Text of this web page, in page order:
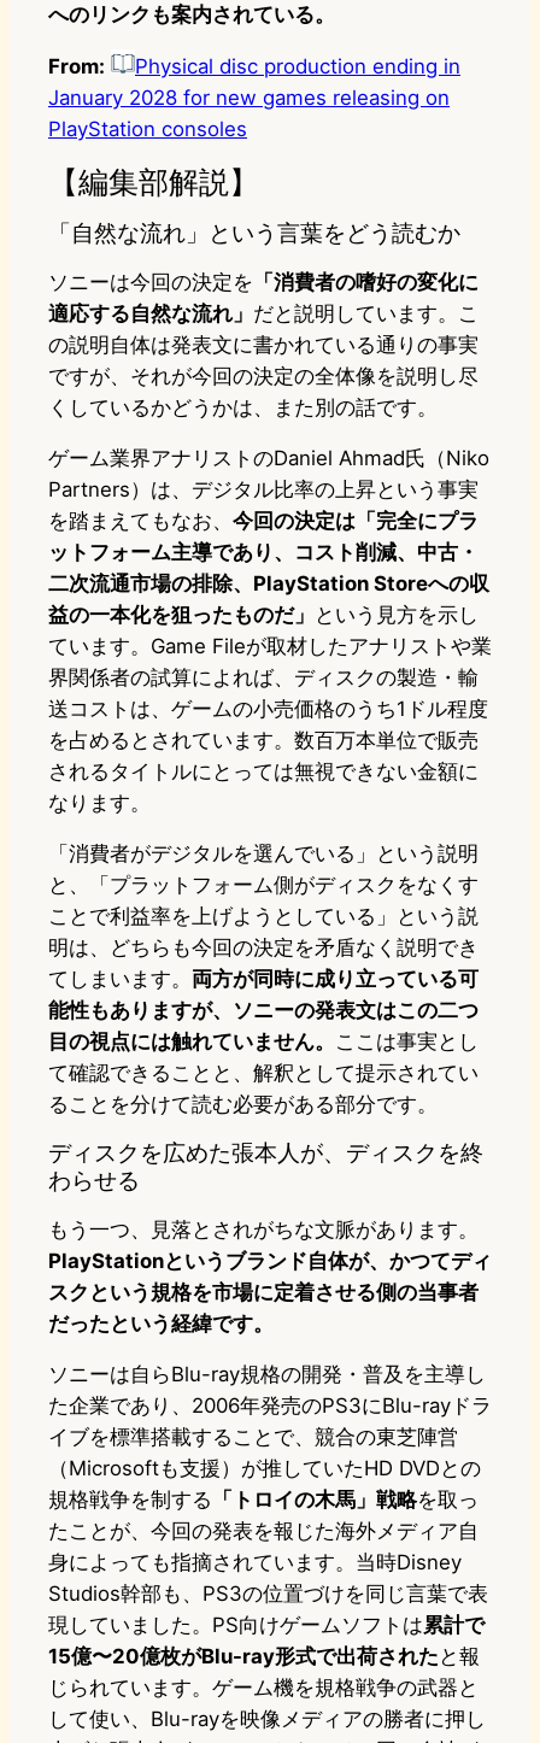
へのリンクも案内されている。
From:
Physical disc production ending in
January 2028 for new games releasing on
PlayStation consoles
【編集部解説】
「自然な流れ」という言葉をどう読むか
ソニーは今回の決定を 「消費者の嗜好の変化に
適応する自然な流れ」 だと説明しています。こ
の説明自体は発表文に書かれている通りの事実
ですが、それが今回の決定の全体像を説明し尽
くしているかどうかは、また別の話です。
ゲーム業界アナリストのDaniel Ahmad氏（Niko
Partners）は、デジタル比率の上昇という事実
を踏まえてもなお、 今回の決定は「完全にプラ
ットフォーム主導であり、コスト削減、中古・
二次流通市場の排除、PlayStation Storeへの収
益の一本化を狙ったものだ」 という見方を示し
ています。Game Fileが取材したアナリストや業
界関係者の試算によれば、ディスクの製造・輸
送コストは、ゲームの小売価格のうち1ドル程度
を占めるとされています。数百万本単位で販売
されるタイトルにとっては無視できない金額に
なります。
「消費者がデジタルを選んでいる」という説明
と、「プラットフォーム側がディスクをなくす
ことで利益率を上げようとしている」という説
明は、どちらも今回の決定を矛盾なく説明でき
てしまいます。 両方が同時に成り立っている可
能性もありますが、ソニーの発表文はこの二つ
目の視点には触れていません。 ここは事実とし
て確認できることと、解釈として提示されてい
ることを分けて読む必要がある部分です。
ディスクを広めた張本人が、ディスクを終
わらせる
もう一つ、見落とされがちな文脈があります。
PlayStationというブランド自体が、かつてディ
スクという規格を市場に定着させる側の当事者
だったという経緯です。
ソニーは自らBlu-ray規格の開発・普及を主導し
た企業であり、2006年発売のPS3にBlu-rayドラ
イブを標準搭載することで、競合の東芝陣営
（Microsoftも支援）が推していたHD DVDとの
規格戦争を制する 「トロイの木馬」戦略を取っ
たことが、今回の発表を報じた海外メディア自
身によっても指摘されています。当時Disney
Studios幹部も、PS3の位置づけを同じ言葉で表
現していました。PS向けゲームソフトは累計で
15億〜20億枚がBlu-ray形式で出荷された と報
じられています。ゲーム機を規格戦争の武器と
して使い、Blu-rayを映像メディアの勝者に押し